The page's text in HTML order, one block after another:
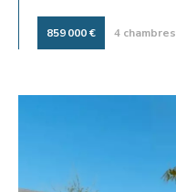
859 000 € 4 chambres